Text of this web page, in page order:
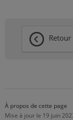
Retour
À propos de cette page
Mise à jour le 19 juin